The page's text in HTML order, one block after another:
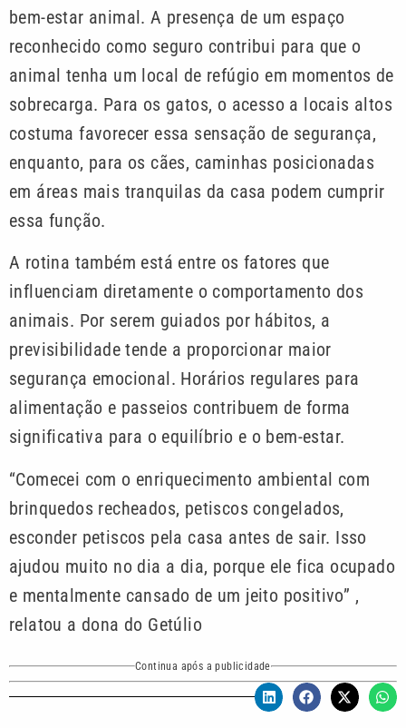
bem-estar animal. A presença de um espaço
reconhecido como seguro contribui para que o
animal tenha um local de refúgio em momentos de
sobrecarga. Para os gatos, o acesso a locais altos
costuma favorecer essa sensação de segurança,
enquanto, para os cães, caminhas posicionadas
em áreas mais tranquilas da casa podem cumprir
essa função.
A rotina também está entre os fatores que
influenciam diretamente o comportamento dos
animais. Por serem guiados por hábitos, a
previsibilidade tende a proporcionar maior
segurança emocional. Horários regulares para
alimentação e passeios contribuem de forma
significativa para o equilíbrio e o bem-estar.
“Comecei com o enriquecimento ambiental com
brinquedos recheados, petiscos congelados,
esconder petiscos pela casa antes de sair. Isso
ajudou muito no dia a dia, porque ele fica ocupado
e mentalmente cansado de um jeito positivo” ,
relatou a dona do Getúlio
Continua após a publicidade